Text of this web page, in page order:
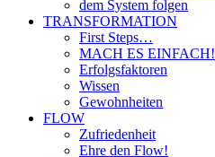
dem System folgen
TRANSFORMATION
First Steps…
MACH ES EINFACH!
Erfolgsfaktoren
Wissen
Gewohnheiten
FLOW
Zufriedenheit
Ehre den Flow!